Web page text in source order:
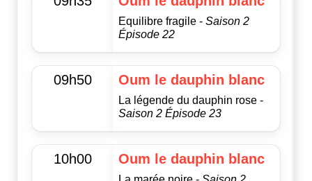
Equilibre fragile - Saison 2
Épisode 22
09h50 Oum le dauphin blanc
La légende du dauphin rose -
Saison 2 Épisode 23
10h00 Oum le dauphin blanc